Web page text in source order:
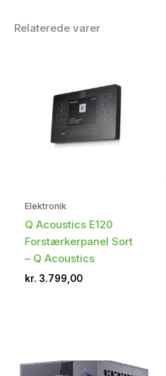
Relaterede varer
Elektronik
Q Acoustics E120
Forstærkerpanel Sort
– Q Acoustics
kr. 3.799,00